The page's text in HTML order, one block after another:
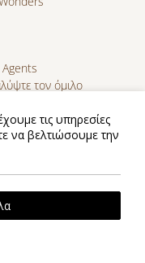
τον όμιλο
reserved.
by
τις υπηρεσίες
να βελτιώσουμε την